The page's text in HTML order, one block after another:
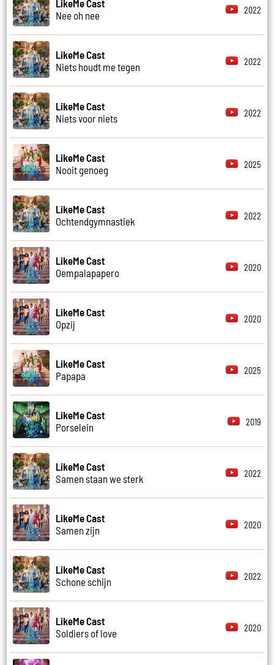
LikeMe Cast
Nee oh nee
2022
LikeMe Cast
Niets houdt me tegen
2022
LikeMe Cast
Niets voor niets
2022
LikeMe Cast
Nooit genoeg
2025
LikeMe Cast
Ochtendgymnastiek
2022
LikeMe Cast
Oempalapapero
2020
LikeMe Cast
Opzij
2020
LikeMe Cast
Papapa
2025
LikeMe Cast
Porselein
2019
LikeMe Cast
Samen staan we sterk
2022
LikeMe Cast
Samen zijn
2020
LikeMe Cast
Schone schijn
2022
LikeMe Cast
Soldiers of love
2020